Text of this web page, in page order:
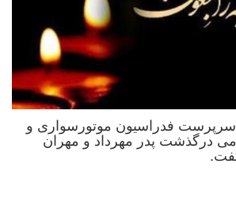
فدراسیون موتورسواری و
درگذشت پدر مهرداد و مهران